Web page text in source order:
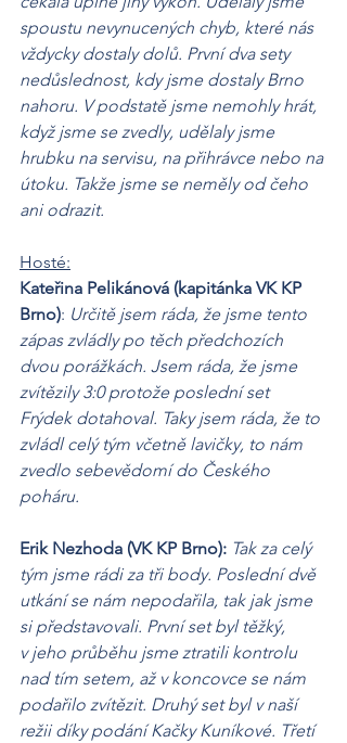
spoustu nevynucených chyb, které nás
vždycky dostaly dolů. První dva sety
nedůslednost, kdy jsme dostaly Brno
nahoru. V podstatě jsme nemohly hrát,
když jsme se zvedly, udělaly jsme
hrubku na servisu, na přihrávce nebo na
útoku. Takže jsme se neměly od čeho
ani odrazit.
Hosté:
Kateřina Pelikánová (kapitánka VK KP
Brno): Určitě jsem ráda, že jsme tento
zápas zvládly po těch předchozích
dvou porážkách. Jsem ráda, že jsme
zvítězily 3:0 protože poslední set
Frýdek dotahoval. Taky jsem ráda, že to
zvládl celý tým včetně lavičky, to nám
zvedlo sebevědomí do Českého
poháru.
Erik Nezhoda (VK KP Brno): Tak za celý
tým jsme rádi za tři body. Poslední dvě
utkání se nám nepodařila, tak jak jsme
si představovali. První set byl těžký,
v jeho průběhu jsme ztratili kontrolu
nad tím setem, až v koncovce se nám
podařilo zvítězit. Druhý set byl v naší
režii díky podání Kačky Kuníkové. Třetí